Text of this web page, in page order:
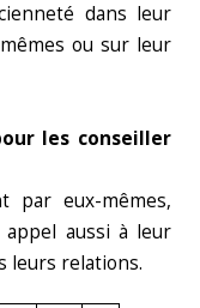
dans leur
ou sur leur
les conseiller
par eux-mêmes,
aussi à leur
leurs relations.